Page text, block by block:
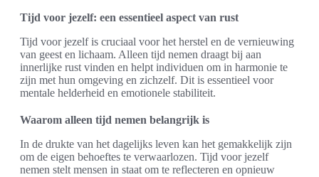
Tijd voor jezelf: een essentieel aspect van rust
Tijd voor jezelf is cruciaal voor het herstel en de vernieuwing
van geest en lichaam. Alleen tijd nemen draagt bij aan
innerlijke rust vinden en helpt individuen om in harmonie te
zijn met hun omgeving en zichzelf. Dit is essentieel voor
mentale helderheid en emotionele stabiliteit.
Waarom alleen tijd nemen belangrijk is
In de drukte van het dagelijks leven kan het gemakkelijk zijn
om de eigen behoeftes te verwaarlozen. Tijd voor jezelf
nemen stelt mensen in staat om te reflecteren en opnieuw